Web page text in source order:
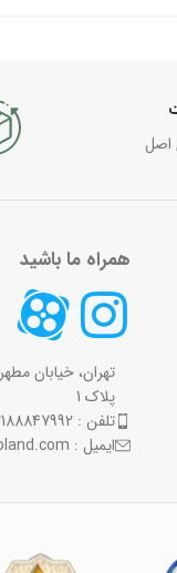
اصل
همراه ما باشید
تهران، خیابان
پلاک 1
تلفن : 02188847992
ایمیل : info@mikadoland.com